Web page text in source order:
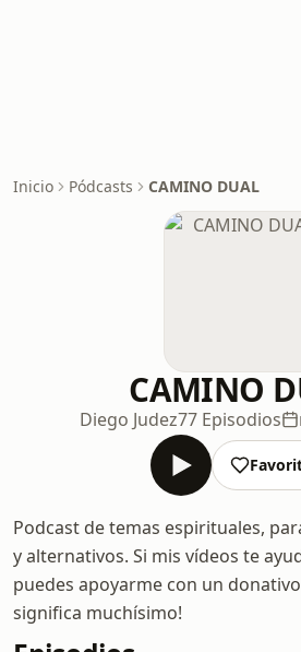
Inicio Pódcasts CAMINO DUAL
CAMINO
Diego Judez77 Episodios
Podcast de temas espirituales,
y alternativos. Si mis vídeos te
puedes apoyarme con un donativo
significa muchísimo!